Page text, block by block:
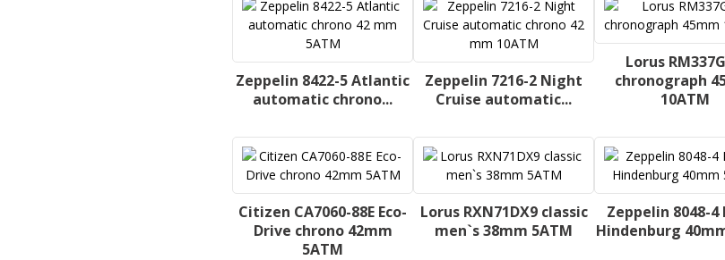
Zeppelin 8422-5 Atlantic
automatic chrono...
Zeppelin 7216-2 Night
Cruise automatic...
Lorus
chronograph
10ATM
Citizen CA7060-88E Eco-
Drive chrono 42mm
5ATM
Lorus RXN71DX9 classic
men`s 38mm 5ATM
Zeppelin 8048-4
Hindenburg